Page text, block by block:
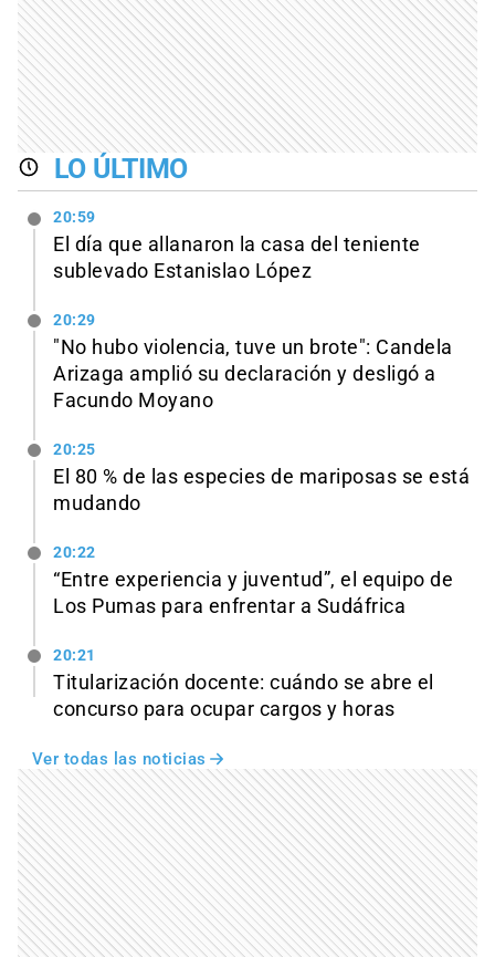
LO ÚLTIMO
20:59
El día que allanaron la casa del teniente
sublevado Estanislao López
20:29
"No hubo violencia, tuve un brote": Candela
Arizaga amplió su declaración y desligó a
Facundo Moyano
20:25
El 80 % de las especies de mariposas se está
mudando
20:22
“Entre experiencia y juventud”, el equipo de
Los Pumas para enfrentar a Sudáfrica
20:21
Titularización docente: cuándo se abre el
concurso para ocupar cargos y horas
Ver todas las noticias